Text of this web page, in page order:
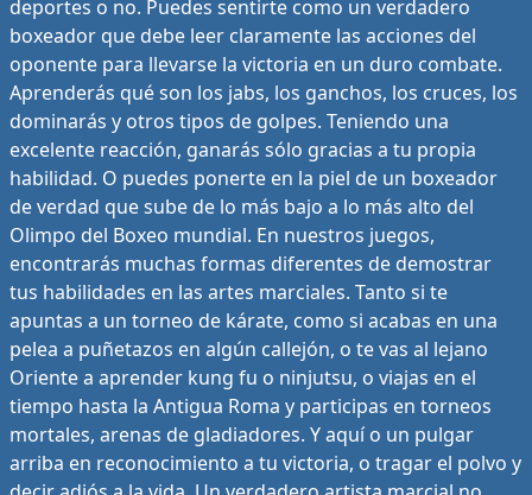
deportes o no. Puedes sentirte como un verdadero
boxeador que debe leer claramente las acciones del
oponente para llevarse la victoria en un duro combate.
Aprenderás qué son los jabs, los ganchos, los cruces, los
dominarás y otros tipos de golpes. Teniendo una
excelente reacción, ganarás sólo gracias a tu propia
habilidad. O puedes ponerte en la piel de un boxeador
de verdad que sube de lo más bajo a lo más alto del
Olimpo del Boxeo mundial. En nuestros juegos,
encontrarás muchas formas diferentes de demostrar
tus habilidades en las artes marciales. Tanto si te
apuntas a un torneo de kárate, como si acabas en una
pelea a puñetazos en algún callejón, o te vas al lejano
Oriente a aprender kung fu o ninjutsu, o viajas en el
tiempo hasta la Antigua Roma y participas en torneos
mortales, arenas de gladiadores. Y aquí o un pulgar
arriba en reconocimiento a tu victoria, o tragar el polvo y